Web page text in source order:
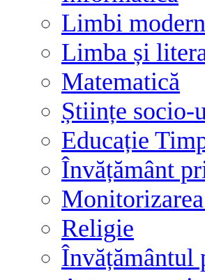
Limbi
Limba și
Matematică
Științe socio-
Educație
Învățământ
Religie
Învățământul